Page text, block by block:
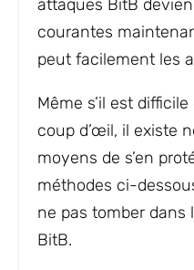
attaques BitB
courantes
peut facilement les
Même s’il est
coup d’œil, il existe
moyens de s’en
méthodes ci-
ne pas tomber dans
BitB.